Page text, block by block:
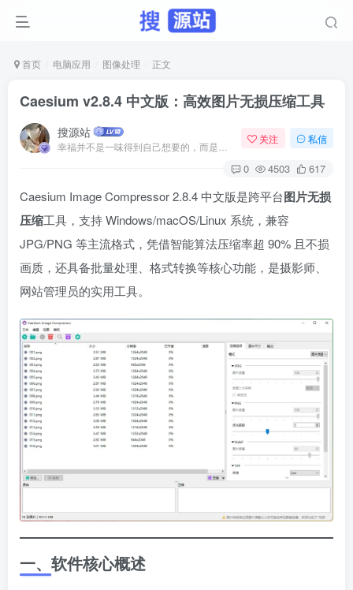
首页 电脑应用 图像处理 正文
Caesium v2.8.4 中文版：高效图片无损压缩工具
搜源站 关注 私信
0 4503 617
Caesium Image Compressor 2.8.4 中文版是跨平台图片无损
压缩工具，支持 Windows/macOS/Linux 系统，兼容
JPG/PNG 等主流格式，凭借智能算法压缩率超 90% 且不损
画质，还具备批量处理、格式转换等核心功能，是摄影师、
网站管理员的实用工具。
一、软件核心概述